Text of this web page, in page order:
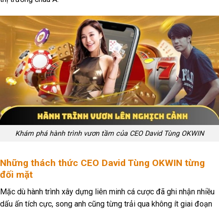
Khám phá hành trình vươn tầm của CEO David Tùng OKWIN
Những thách thức CEO David Tùng OKWIN từng
đối mặt
Mặc dù hành trình xây dựng liên minh cá cược đã ghi nhận nhiều
dấu ấn tích cực, song anh cũng từng trải qua không ít giai đoạn